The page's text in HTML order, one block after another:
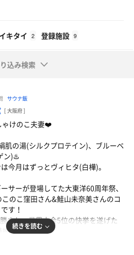
イキタイ 2 登録施設 9
込み検索
サウナ飯
[ 大阪府 ]
ゃけのこ夫妻❤️
肌の湯(シルクプロテイン)、ブルーベ
ン)♨️
今月はずっとヴィヒタ(白樺)。
サーが登場してた大東洋60周年祭、
のこ窪田さん&鮭山未奈美さんのコ
す！
され、世界大会5位の快挙を遂げた
婚されました)
続きを読む